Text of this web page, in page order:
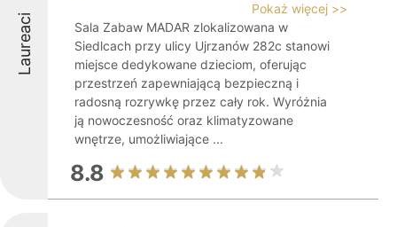
Laureaci
Pokaż więcej >>
Sala Zabaw MADAR zlokalizowana w
Siedlcach przy ulicy Ujrzanów 282c stanowi
miejsce dedykowane dzieciom, oferując
przestrzeń zapewniającą bezpieczną i
radosną rozrywkę przez cały rok. Wyróżnia
ją nowoczesność oraz klimatyzowane
wnętrze, umożliwiające ...
8.8